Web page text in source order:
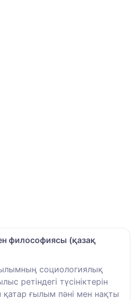
философиясы (қазақ
социологиялық
ретіндегі түсініктерін
ғылым пәні мен нақты